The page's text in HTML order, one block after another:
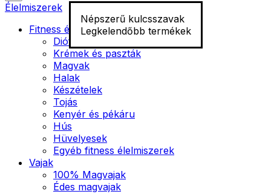
Népszerű kulcsszavak
Legkelendőbb termékek
Élelmiszerek
Fitness élelmiszer
Diófélék
Krémek és paszták
Magvak
Halak
Készételek
Tojás
Kenyér és pékáru
Hús
Hüvelyesek
Egyéb fitness élelmiszerek
Vajak
100% Magvajak
Édes magvajak